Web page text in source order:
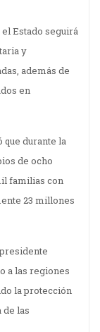
Estado seguirá
y
además de
en
durante la
de ocho
familias con
23 millones
a las regiones
la protección
las